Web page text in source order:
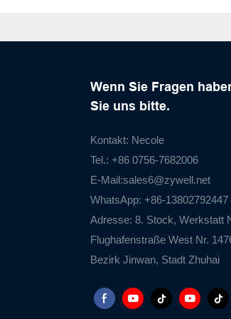
Wenn Sie Fragen
Sie uns bitte.
Kontakt: Necole
Tel.: +86 0756-7682006
E-Mail:sales6@zywell.net
WhatsApp: +86-13802792447
Adresse: 8. Stock, Werkstatt
Flughafenstraße West Nr.
Bezirk Jinwan, Stadt Zhuhai